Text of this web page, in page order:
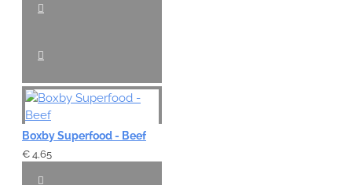
Boxby Superfood - Beef
€ 4,65